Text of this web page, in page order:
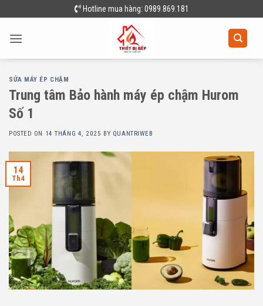
to
content
Hotline mua hàng: 0989.869.181
SỬA MÁY ÉP CHẬM
Trung tâm Bảo hành máy ép chậm Hurom
Số 1
POSTED ON 14 THÁNG 4, 2025 BY QUANTRIWEB
14
Th4